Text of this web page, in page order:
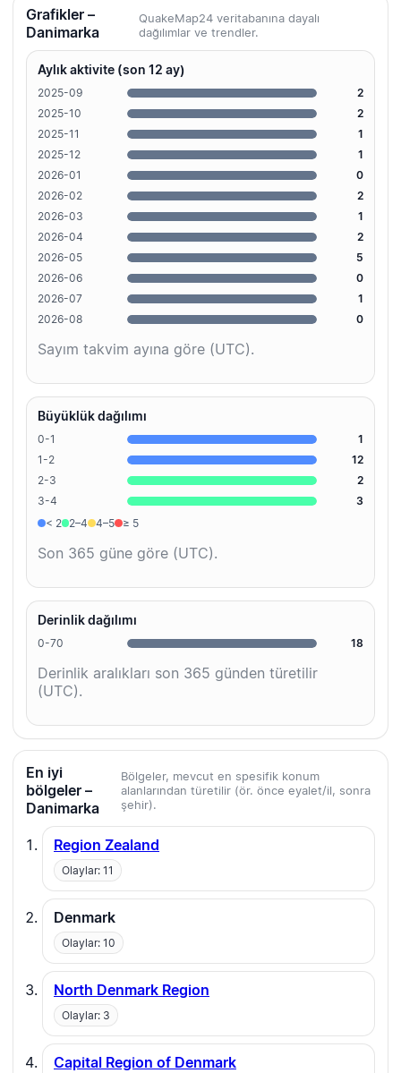
Grafikler –
Danimarka
QuakeMap24 veritabanına dayalı
dağılımlar ve trendler.
Aylık aktivite (son 12 ay)
2025-09
2
2025-10
2
2025-11
1
2025-12
1
2026-01
0
2026-02
2
2026-03
1
2026-04
2
2026-05
5
2026-06
0
2026-07
1
2026-08
0
Sayım takvim ayına göre (UTC).
Büyüklük dağılımı
0-1
1
1-2
12
2-3
2
3-4
3
< 2
2–4 4–5 ≥ 5
Son 365 güne göre (UTC).
Derinlik dağılımı
0-70 18
Derinlik aralıkları son 365 günden türetilir
(UTC).
En iyi
bölgeler –
Danimarka
Bölgeler, mevcut en spesifik konum
alanlarından türetilir (ör. önce eyalet/il, sonra
şehir).
Region Zealand
Olaylar: 11
Denmark
Olaylar: 10
North Denmark Region
Olaylar: 3
Capital Region of Denmark